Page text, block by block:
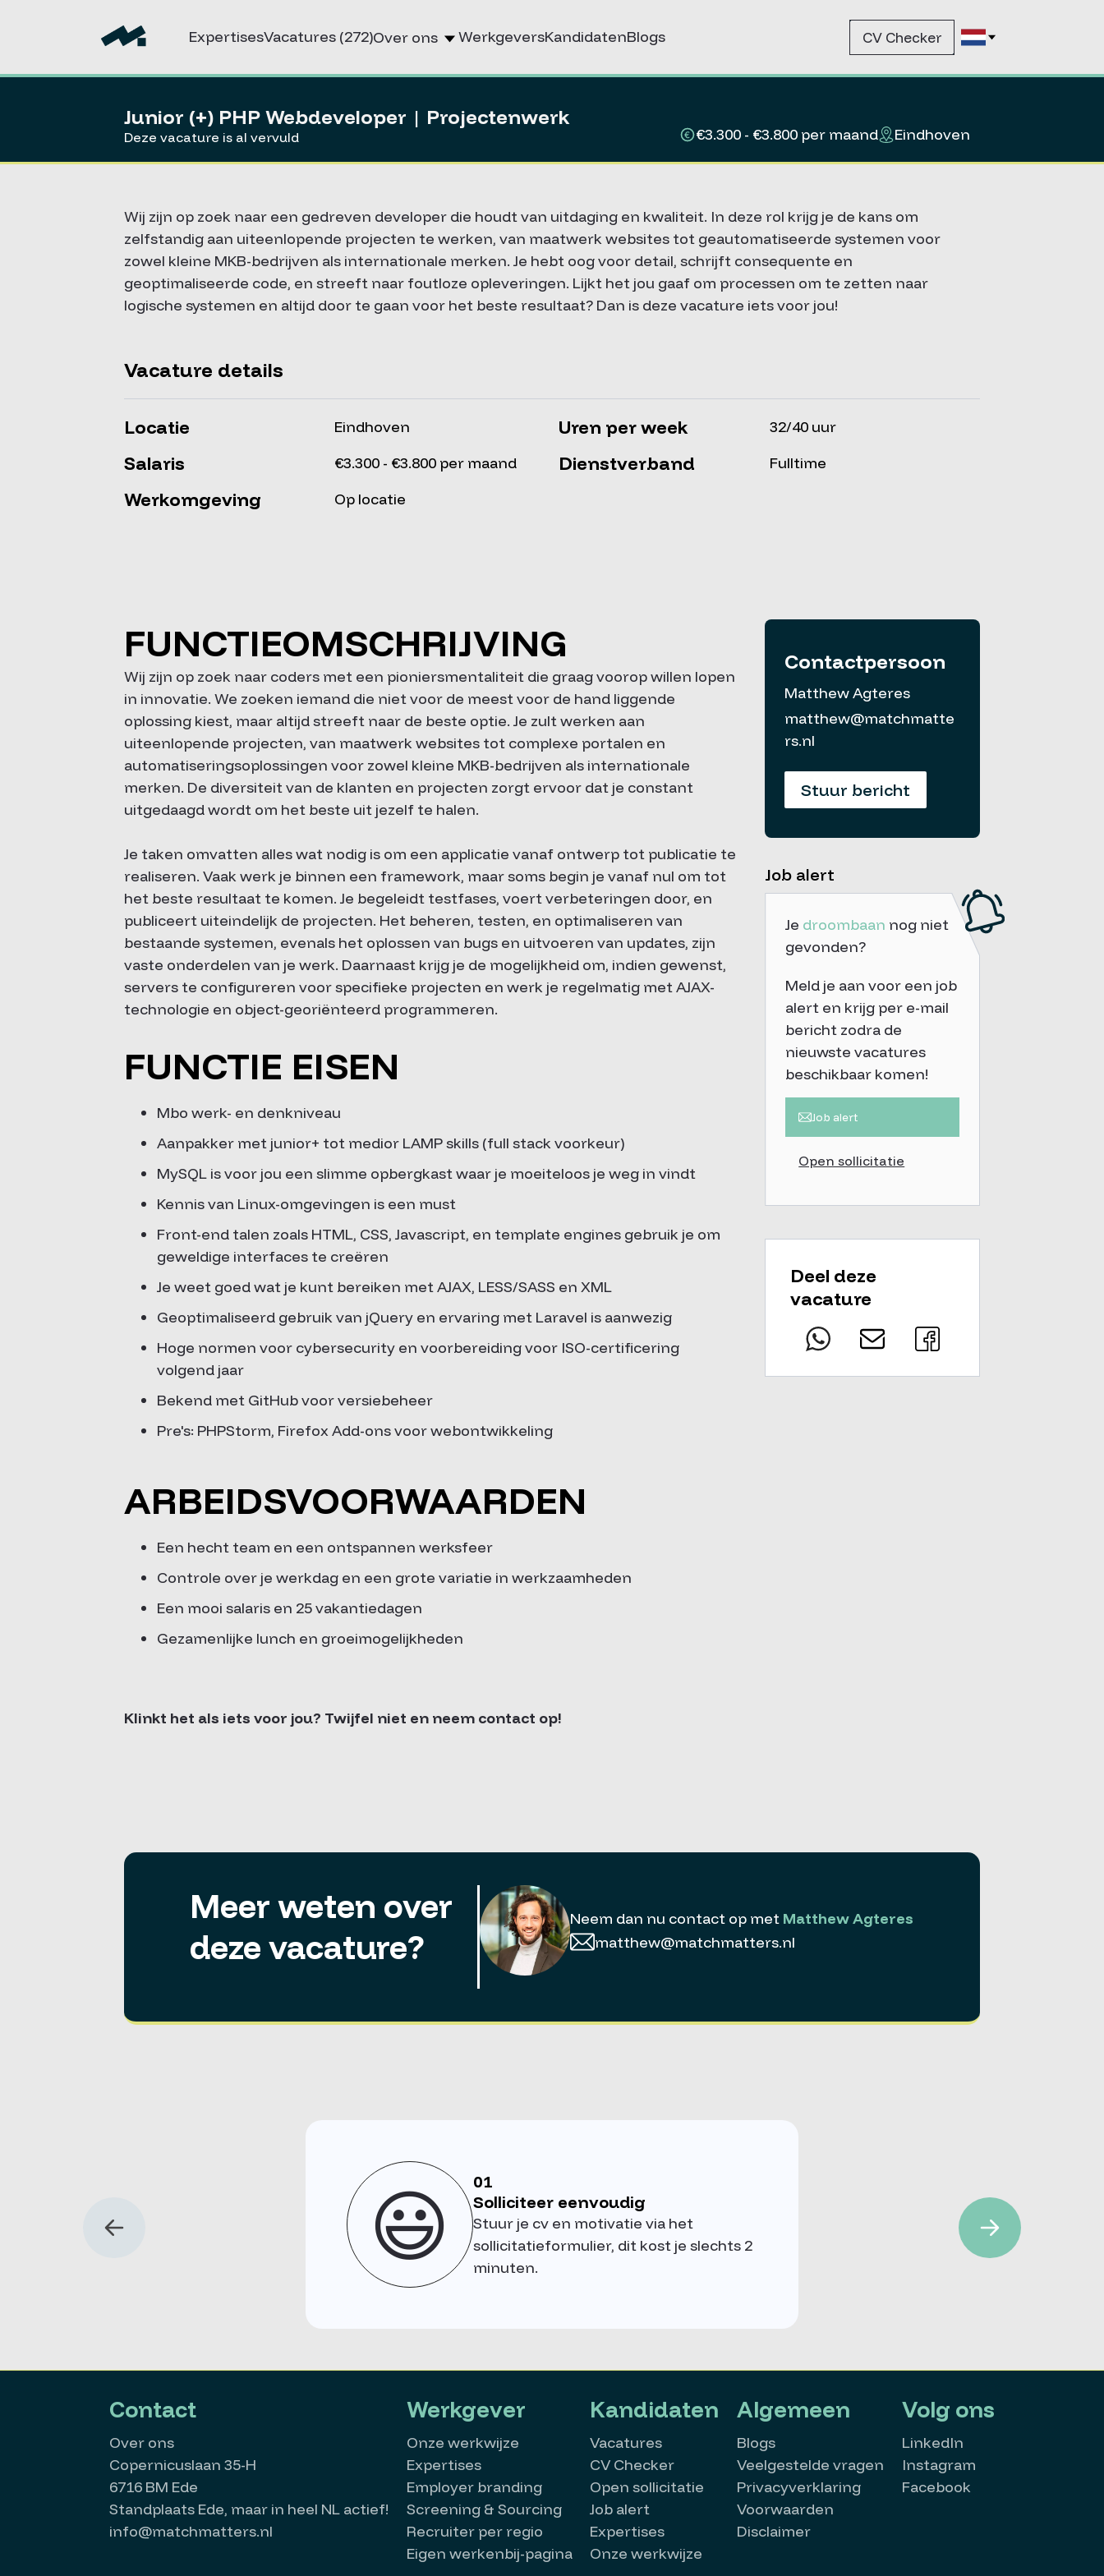
ExpertisesVacatures (272)Over ons WerkgeversKandidatenBlogs CV Checker
Junior (+) PHP Webdeveloper | Projectenwerk
Deze vacature is al vervuld €3.300 - €3.800 per maand Eindhoven
Wij zijn op zoek naar een gedreven developer die houdt van uitdaging en kwaliteit. In deze rol krijg je de kans om
zelfstandig aan uiteenlopende projecten te werken, van maatwerk websites tot geautomatiseerde systemen voor
zowel kleine MKB-bedrijven als internationale merken. Je hebt oog voor detail, schrijft consequente en
geoptimaliseerde code, en streeft naar foutloze opleveringen. Lijkt het jou gaaf om processen om te zetten naar
logische systemen en altijd door te gaan voor het beste resultaat? Dan is deze vacature iets voor jou!
Vacature details
Locatie Eindhoven Uren per week 32/40 uur
Salaris €3.300 - €3.800 per maand Dienstverband Fulltime
Werkomgeving Op locatie
FUNCTIEOMSCHRIJVING
Wij zijn op zoek naar coders met een pioniersmentaliteit die graag voorop willen lopen
in innovatie. We zoeken iemand die niet voor de meest voor de hand liggende
oplossing kiest, maar altijd streeft naar de beste optie. Je zult werken aan
uiteenlopende projecten, van maatwerk websites tot complexe portalen en
automatiseringsoplossingen voor zowel kleine MKB-bedrijven als internationale
merken. De diversiteit van de klanten en projecten zorgt ervoor dat je constant
uitgedaagd wordt om het beste uit jezelf te halen.
Je taken omvatten alles wat nodig is om een applicatie vanaf ontwerp tot publicatie te
realiseren. Vaak werk je binnen een framework, maar soms begin je vanaf nul om tot
het beste resultaat te komen. Je begeleidt testfases, voert verbeteringen door, en
publiceert uiteindelijk de projecten. Het beheren, testen, en optimaliseren van
bestaande systemen, evenals het oplossen van bugs en uitvoeren van updates, zijn
vaste onderdelen van je werk. Daarnaast krijg je de mogelijkheid om, indien gewenst,
servers te configureren voor specifieke projecten en werk je regelmatig met AJAX-
technologie en object-georiënteerd programmeren.
FUNCTIE EISEN
Mbo werk- en denkniveau
Aanpakker met junior+ tot medior LAMP skills (full stack voorkeur)
MySQL is voor jou een slimme opbergkast waar je moeiteloos je weg in vindt
Kennis van Linux-omgevingen is een must
Front-end talen zoals HTML, CSS, Javascript, en template engines gebruik je om
geweldige interfaces te creëren
Je weet goed wat je kunt bereiken met AJAX, LESS/SASS en XML
Geoptimaliseerd gebruik van jQuery en ervaring met Laravel is aanwezig
Hoge normen voor cybersecurity en voorbereiding voor ISO-certificering
volgend jaar
Bekend met GitHub voor versiebeheer
Pre's: PHPStorm, Firefox Add-ons voor webontwikkeling
ARBEIDSVOORWAARDEN
Een hecht team en een ontspannen werksfeer
Controle over je werkdag en een grote variatie in werkzaamheden
Een mooi salaris en 25 vakantiedagen
Gezamenlijke lunch en groeimogelijkheden
Klinkt het als iets voor jou? Twijfel niet en neem contact op!
Contactpersoon
Matthew Agteres
matthew@matchmatte
rs.nl
Stuur bericht
Job alert
Je droombaan nog niet
gevonden?
Meld je aan voor een job
alert en krijg per e-mail
bericht zodra de
nieuwste vacatures
beschikbaar komen!
Job alert
Open sollicitatie
Deel deze
vacature
Meer weten over
deze vacature?
Neem dan nu contact op met Matthew Agteres
matthew@matchmatters.nl
😃
01
Solliciteer eenvoudig
Stuur je cv en motivatie via het
sollicitatieformulier, dit kost je slechts 2
minuten.
Contact
Over ons
Copernicuslaan 35-H
6716 BM Ede
Standplaats Ede, maar in heel NL actief!
info@matchmatters.nl
Werkgever
Onze werkwijze
Expertises
Employer branding
Screening & Sourcing
Recruiter per regio
Eigen werkenbij-pagina
Kandidaten
Vacatures
CV Checker
Open sollicitatie
Job alert
Expertises
Onze werkwijze
Algemeen
Blogs
Veelgestelde vragen
Privacyverklaring
Voorwaarden
Disclaimer
Volg ons
LinkedIn
Instagram
Facebook